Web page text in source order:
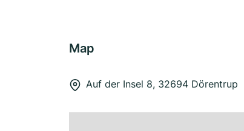
Map
Auf der Insel 8, 32694 Dörentrup